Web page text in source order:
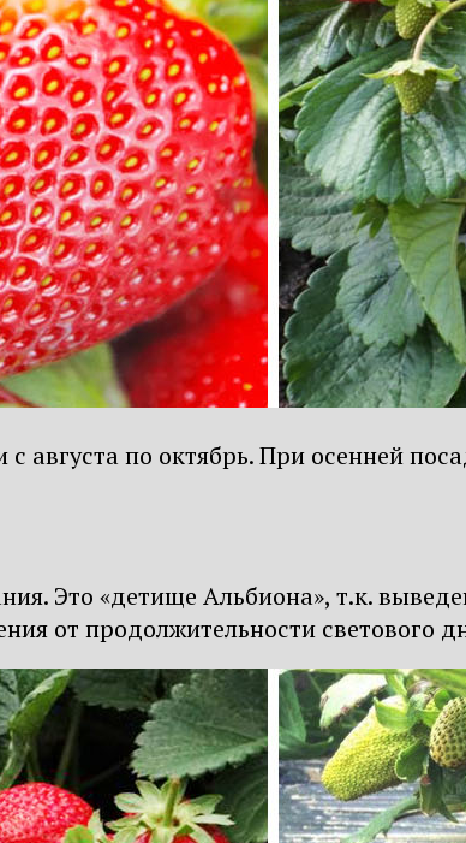
августа по октябрь. При осенней
Это «детище Альбиона», т.к.
от продолжительности светового